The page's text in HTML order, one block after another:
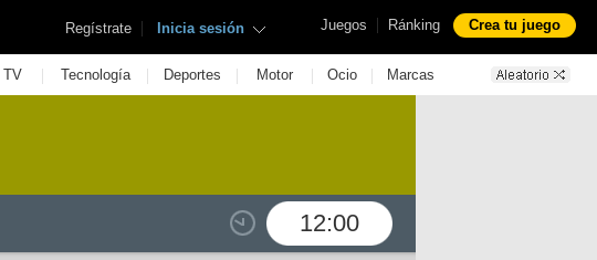
Juegos | Ránking Crea tu juego
Regístrate | Inicia sesión
TV | Tecnología | Deportes | Motor | Ocio | Marcas
12:00